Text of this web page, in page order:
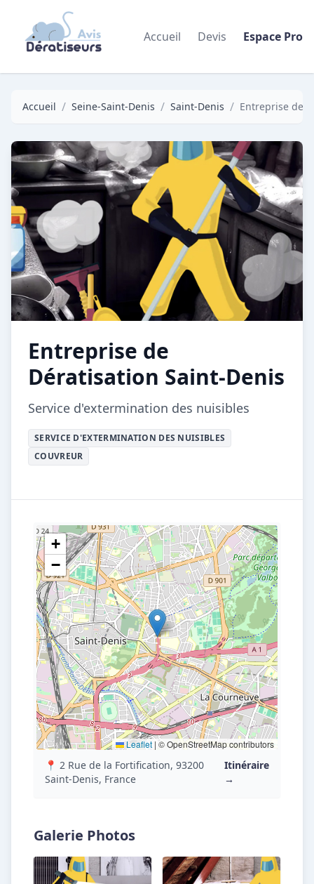
Accueil Devis Espace Pro
Accueil / Seine-Saint-Denis / Saint-Denis / Entreprise de
Entreprise de
Dératisation Saint-Denis
Service d'extermination des nuisibles
SERVICE D'EXTERMINATION DES NUISIBLES
COUVREUR
+
−
Leaflet | © OpenStreetMap contributors
📍 2 Rue de la Fortification, 93200
Saint-Denis, France
Itinéraire
→
Galerie Photos